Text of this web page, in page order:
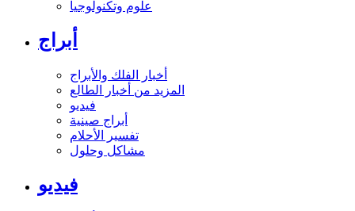
علوم وتكنولوجيا
أبراج
أخبار الفلك والأبراج
المزيد من أخبار الطالع
فيديو
أبراج صينية
تفسير الأحلام
مشاكل وحلول
فيديو